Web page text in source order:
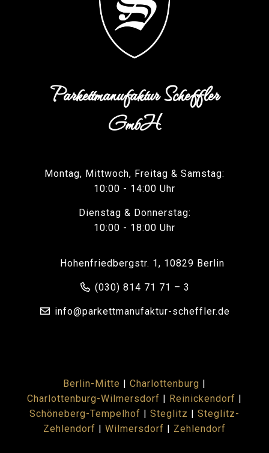
Parkettmanufaktur Scheffler
GmbH
Montag, Mittwoch, Freitag & Samstag:
10:00 - 14:00 Uhr
Dienstag & Donnerstag:
10:00 - 18:00 Uhr
Hohenfriedbergstr. 1, 10829 Berlin
(030) 814 71 71 – 3
info@parkettmanufaktur-scheffler.de
Berlin-Mitte | Charlottenburg |
Charlottenburg-Wilmersdorf | Reinickendorf |
Schöneberg-Tempelhof | Steglitz | Steglitz-
Zehlendorf | Wilmersdorf | Zehlendorf